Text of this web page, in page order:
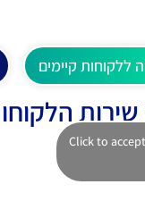
ללקוחות קיימים
Click to